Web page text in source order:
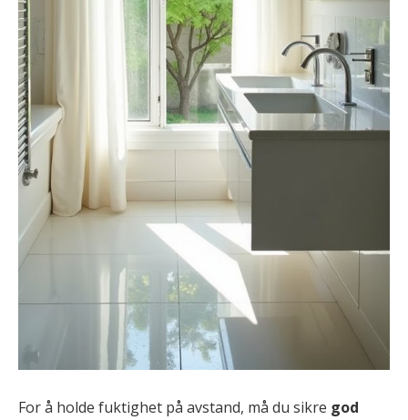
For å holde fuktighet på avstand, må du sikre god